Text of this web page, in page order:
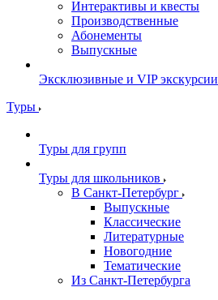
Интерактивы и квесты
Производственные
Абонементы
Выпускные
Эксклюзивные и VIP экскурсии
Туры
Туры для групп
Туры для школьников
В Санкт-Петербург
Выпускные
Классические
Литературные
Новогодние
Тематические
Из Санкт-Петербурга